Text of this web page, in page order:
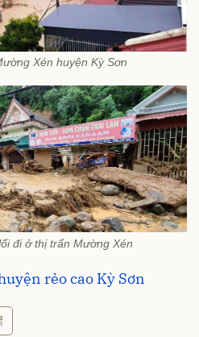
Xén huyện Kỳ Sơn
đi ở thị trấn Mường Xén
rẻo cao Kỳ Sơn